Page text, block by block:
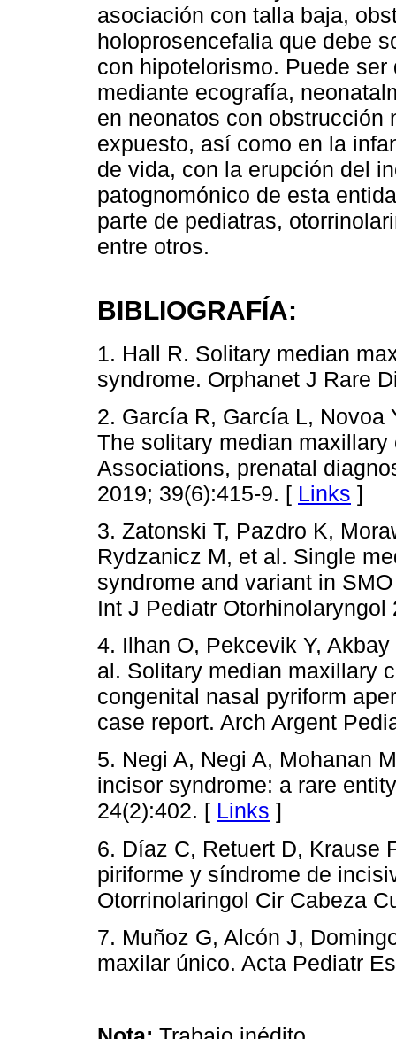
asociación con talla baja,
holoprosencefalia que debe
con hipotelorismo. Puede
mediante ecografía,
en neonatos con obstrucción
expuesto, así como en la
de vida, con la erupción del
patognomónico de esta
parte de pediatras,
entre otros.
BIBLIOGRAFÍA:
1. Hall R. Solitary median
syndrome. Orphanet J Rare
2. García R, García L, Novoa
The solitary median
Associations, prenatal
2019; 39(6):415-9. [ Links ]
3. Zatonski T, Pazdro K,
Rydzanicz M, et al. Single
syndrome and variant in
Int J Pediatr
4. Ilhan O, Pekcevik Y,
al. Solitary median maxillary
congenital nasal pyriform
case report. Arch Argent
5. Negi A, Negi A, Mohanan
incisor syndrome: a rare
24(2):402. [ Links ]
6. Díaz C, Retuert D, Krause
piriforme y síndrome de
Otorrinolaringol Cir Cabeza
7. Muñoz G, Alcón J,
maxilar único. Acta Pediatr